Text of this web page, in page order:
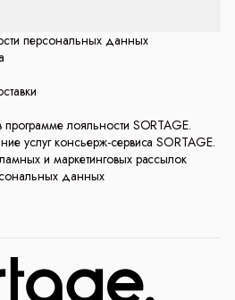
персональных данных
лояльности SORTAGE.
услуг консьерж-сервиса SORTAGE.
и маркетинговых рассылок
данных